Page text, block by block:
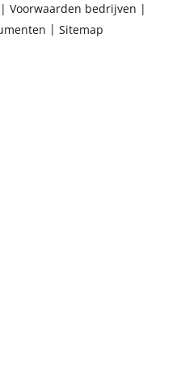
Voorwaarden bedrijven |
| Sitemap